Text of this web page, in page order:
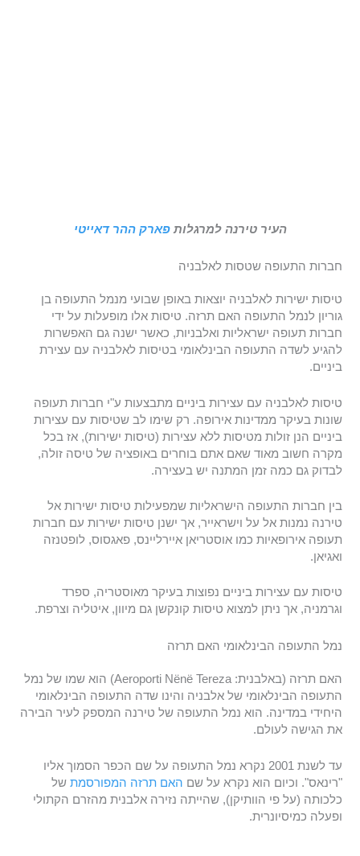
העיר טירנה למרגלותפארק ההר דאייטי
חברות התעופה שטסות לאלבניה
טיסות ישירות לאלבניה יוצאות באופן שבועי מנמל התעופה בן
גוריון לנמל התעופה האם תרזה. טיסות אלו מופעלות על ידי
חברות תעופה ישראליות ואלבניות, כאשר ישנה גם האפשרות
להגיע לשדה התעופה הבינלאומי בטיסות לאלבניה עם עצירת
ביניים.
טיסות לאלבניה עם עצירות ביניים מתבצעות ע"י חברות תעופה
שונות בעיקר ממדינות אירופה. רק שימו לב שטיסות עם עצירות
ביניים הנן זולות מטיסות ללא עצירות (טיסות ישירות), אז בכל
מקרה חשוב מאוד שאם אתם בוחרים באופציה של טיסה זולה,
לבדוק גם כמה זמן המתנה יש בעצירה.
בין חברות התעופה הישראליות שמפעילות טיסות ישירות אל
טירנה נמנות אל על וישראייר, אך ישנן טיסות ישירות עם חברות
תעופה אירופאיות כמו אוסטריאן איירליינס, פאגסוס, לופטנזה
ואגיאן.
טיסות עם עצירות ביניים נפוצות בעיקר מאוסטריה, ספרד
וגרמניה, אך ניתן למצוא טיסות קונקשן גם מיוון, איטליה וצרפת.
נמל התעופה הבינלאומי האם תרזה
האם תרזה (באלבנית: Aeroporti Nënë Tereza) הוא שמו של נמל
התעופה הבינלאומי של אלבניה והינו שדה התעופה הבינלאומי
היחידי במדינה. הוא נמל התעופה של טירנה המספק לעיר הבירה
את הגישה לעולם.
עד לשנת 2001 נקרא נמל התעופה על שם הכפר הסמוך אליו
"רינאס". וכיום הוא נקרא על שם האם תרזה המפורסמת של
כלכותה (על פי הוותיקן), שהייתה נזירה אלבנית מהזרם הקתולי
ופעלה כמיסיונרית.